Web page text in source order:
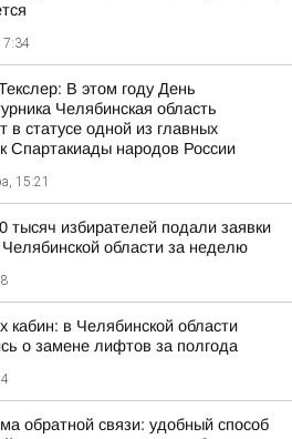
В этом году День
Челябинская область
в статусе одной из главных
Спартакиады народов России
15:21
избирателей подали заявки
области за неделю
кабин: в Челябинской области
о замене лифтов за полгода
обратной связи: удобный способ